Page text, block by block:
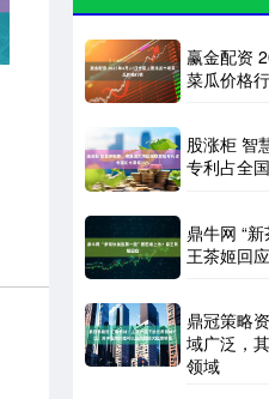
赢金配资
菜瓜价格
股涨柜 智
专利占全
鼎牛网 “
王茶姬回应
鼎冠策略
域广泛，
领域